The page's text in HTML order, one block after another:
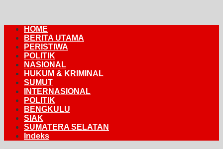
HOME
BERITA UTAMA
PERISTIWA
POLITIK
NASIONAL
HUKUM & KRIMINAL
SUMUT
INTERNASIONAL
POLITIK
BENGKULU
SIAK
SUMATERA SELATAN
Indeks